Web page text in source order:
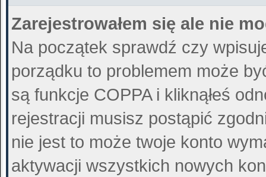
Zarejestrowałem się ale nie
Na początek sprawdź czy
porządku to problemem może
są funkcje COPPA i kliknąłeś
rejestracji musisz postąpić
nie jest to może twoje konto
aktywacji wszystkich nowych